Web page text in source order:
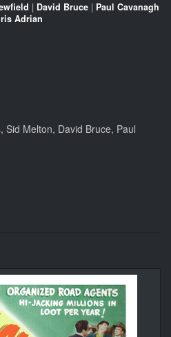
| David Bruce | Paul Cavanagh
Adrian
Sid Melton, David Bruce, Paul